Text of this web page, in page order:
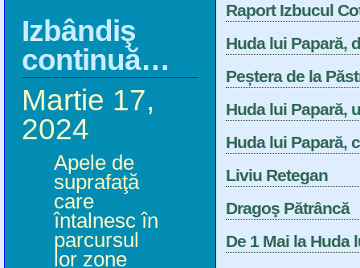
Izbândiş
continuă…
Martie 17,
2024
Apele de
suprafaţă
care
întalnesc în
parcursul
lor zone
Raport Izbucul
Huda lui Papară,
Peștera de la
Huda lui Papară,
Huda lui Papară,
Liviu Retegan
Dragoş Pătrâncă
De 1 Mai la Huda